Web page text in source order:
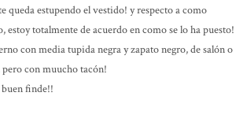
queda estupendo el vestido! y respecto a como
estoy totalmente de acuerdo en como se lo ha puesto!
con media tupida negra y zapato negro, de salón o
pero con muucho tacón!
finde!!